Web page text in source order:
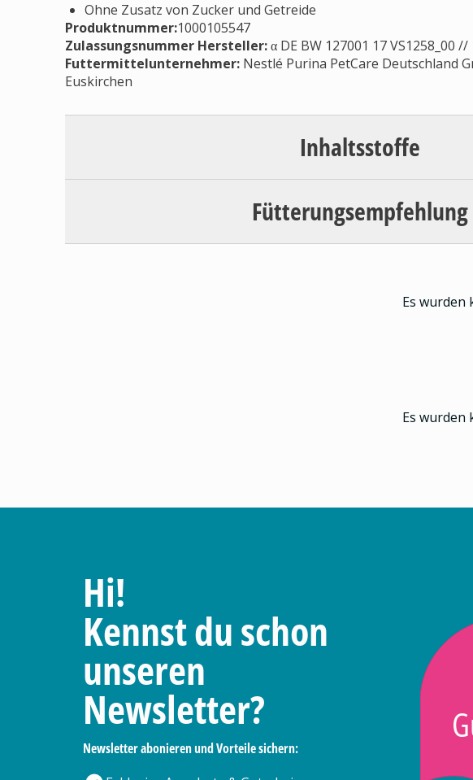
Ohne Zusatz von Zucker und Getreide
Produktnummer:1000105547
Zulassungsnummer Hersteller:α DE BW 127001 17 VS1258_00 //
Futtermittelunternehmer: Nestlé Purina PetCare Deutschland
Euskirchen
Inhaltsstoffe
Fütterungsempfehlung
Es wurden
Es wurden
Hi!
Kennst du schon
unseren
Newsletter?
Newsletter abonieren und Vorteile sichern: